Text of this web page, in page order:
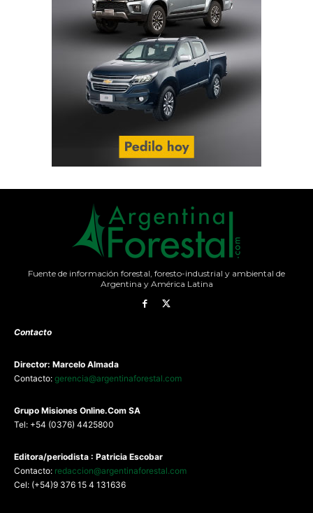
Fuente de información forestal, foresto-industrial y ambiental de
Argentina y América Latina
Contacto
Director: Marcelo Almada
Contacto: gerencia@argentinaforestal.com
Grupo Misiones Online.Com SA
Tel: +54 (0376) 4425800
Editora/periodista : Patricia Escobar
Contacto: redaccion@argentinaforestal.com
Cel: (+54)9 376 15 4 131636